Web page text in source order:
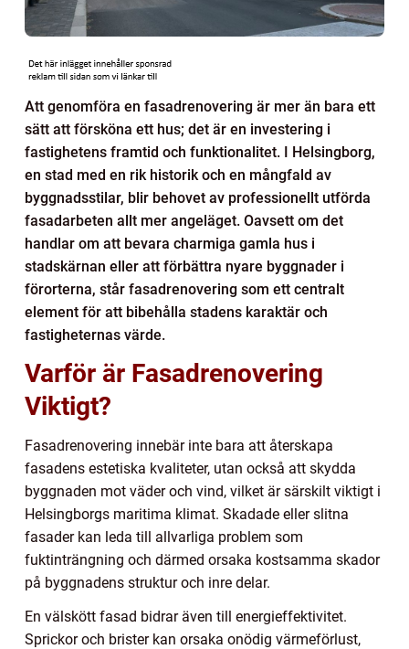
Att genomföra en fasadrenovering är mer än bara ett
sätt att försköna ett hus; det är en investering i
fastighetens framtid och funktionalitet. I Helsingborg,
en stad med en rik historik och en mångfald av
byggnadsstilar, blir behovet av professionellt utförda
fasadarbeten allt mer angeläget. Oavsett om det
handlar om att bevara charmiga gamla hus i
stadskärnan eller att förbättra nyare byggnader i
förorterna, står fasadrenovering som ett centralt
element för att bibehålla stadens karaktär och
fastigheternas värde.
Varför är Fasadrenovering
Viktigt?
Fasadrenovering innebär inte bara att återskapa
fasadens estetiska kvaliteter, utan också att skydda
byggnaden mot väder och vind, vilket är särskilt viktigt i
Helsingborgs maritima klimat. Skadade eller slitna
fasader kan leda till allvarliga problem som
fuktinträngning och därmed orsaka kostsamma skador
på byggnadens struktur och inre delar.
En välskött fasad bidrar även till energieffektivitet.
Sprickor och brister kan orsaka onödig värmeförlust,